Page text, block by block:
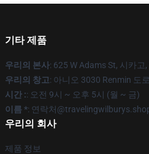
기타 제품
우리의 본사: 625 W Adams St, 시카고
우리의 창고: 아니오 3030 Renmin 도
시간 :: 오전 9시 ~ 오후 5시 (월 ~ 금)
이름 *: 연락처
우리의 회사
제품 정보